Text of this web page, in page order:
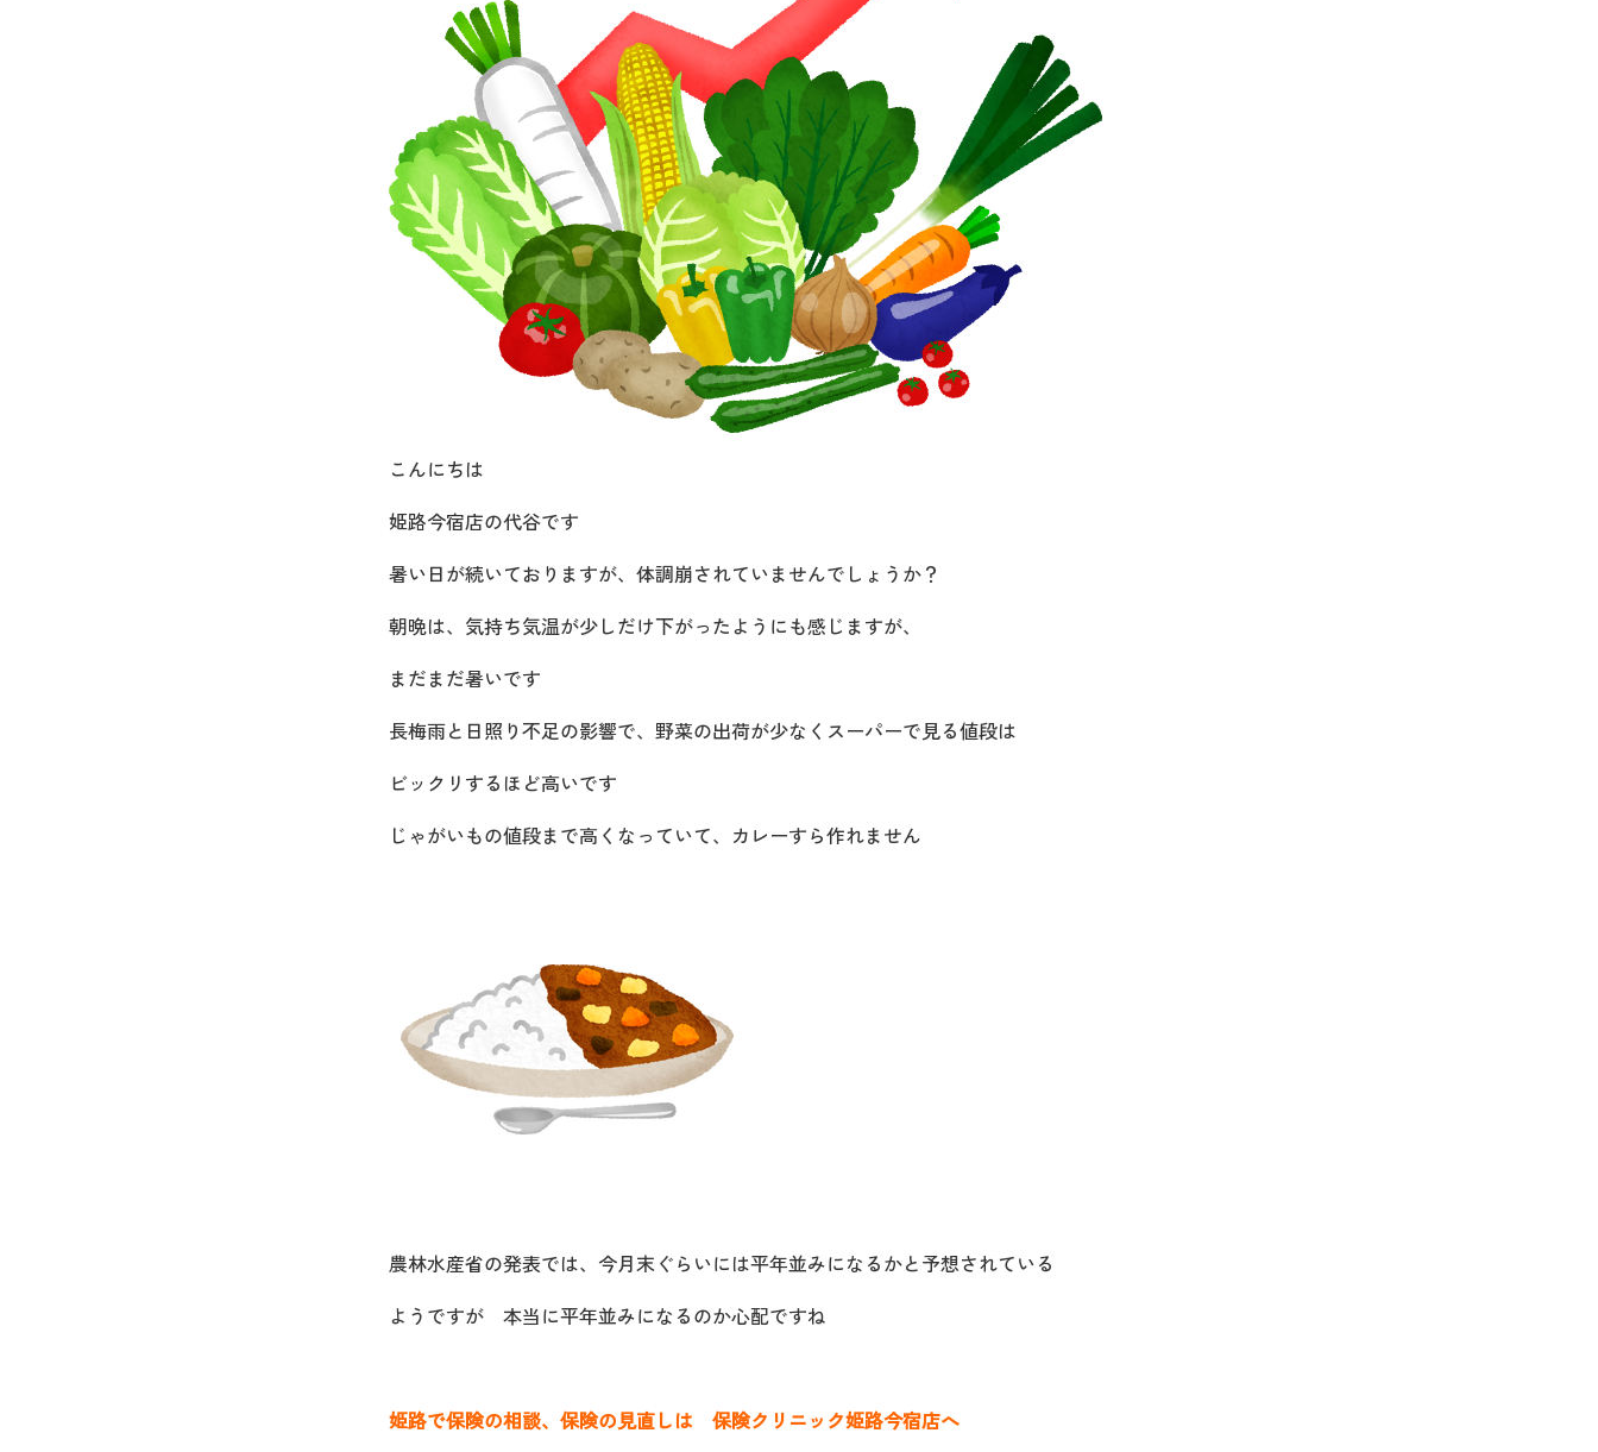
こんにちは
姫路今宿店の代谷です
暑い日が続いておりますが、体調崩されていませんでしょうか？
朝晩は、気持ち気温が少しだけ下がったようにも感じますが、
まだまだ暑いです
長梅雨と日照り不足の影響で、野菜の出荷が少なくスーパーで見る値段は
ビックリするほど高いです
じゃがいもの値段まで高くなっていて、カレーすら作れません
農林水産省の発表では、今月末ぐらいには平年並みになるかと予想されている
ようですが 本当に平年並みになるのか心配ですね
姫路で保険の相談、保険の見直しは 保険クリニック姫路今宿店へ